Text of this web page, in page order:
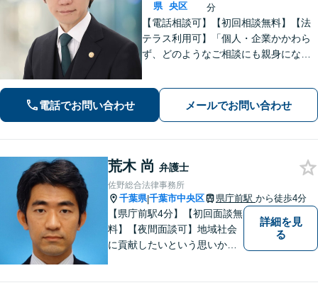
県 央区
分
【電話相談可】【初回相談無料】【法
テラス利用可】「個人・企業かかわら
ず、どのようなご相談にも親身になっ
幅広くサポート。【夜間・休日面談
可】【完全個室】【本千葉駅徒歩３
電話でお問い合わせ メールでお問い合わせ
荒木 尚 弁護士
佐野総合法律事務所
千葉県|千葉市中央区 県庁前駅 から徒歩4分
【県庁前駅4分】【初回面談無
料】【夜間面談可】地域社会
に貢献したいという思いか
詳細を見
る